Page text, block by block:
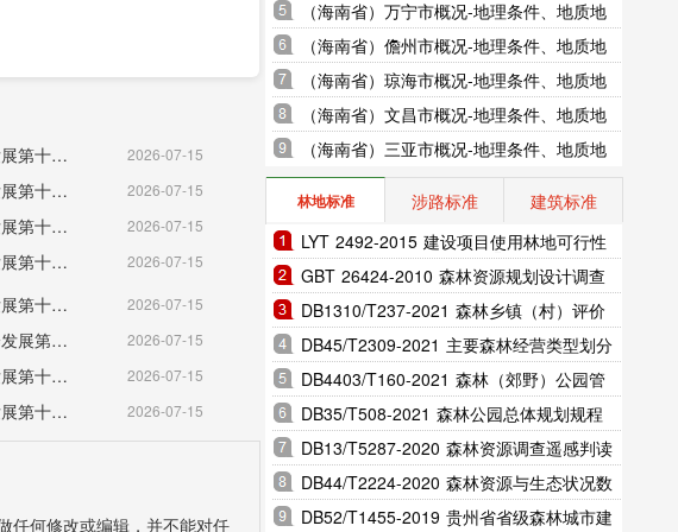
（福建省）南平市国民经济和社会发展第十五个五年规划纲要 2026-07-15
（湖北省）随州市国民经济和社会发展第十五个五年规划纲要 2026-07-15
（辽宁省）大连市国民经济和社会发展第十五个五年规划纲要 2026-07-15
（天津市）河北区国民经济和社会发展第十五个五年规划纲要 2026-07-15
（北京市）密云区国民经济和社会发展第十五个五年规划纲要 2026-07-15
（北京市）门头沟区国民经济和社会发展第十五个五年规划纲要 2026-07-15
（北京市）房山区国民经济和社会发展第十五个五年规划纲要 2026-07-15
（北京市）东城区国民经济和社会发展第十五个五年规划纲要 2026-07-15
任何修改或编辑，并不能对任
地貌、气象水文、地形图水系图
（海南省）万宁市概况-地理条件、地质地
貌、气象水文、地形图水系图
（海南省）儋州市概况-地理条件、地质地
貌、气象水文、地形图水系图
（海南省）琼海市概况-地理条件、地质地
貌、气象水文、地形图水系图
（海南省）文昌市概况-地理条件、地质地
貌、气象水文、地形图水系图
（海南省）三亚市概况-地理条件、地质地
貌、气象水文、地形图水系图
林地标准 涉路标准
建筑标准
LYT 2492-2015 建设项目使用林地可行性
报告编制规范（完整版）
GBT 26424-2010 森林资源规划设计调查
技术规程（完整版）
DB1310/T237-2021 森林乡镇（村）评价
指标（完整版）
DB45/T2309-2021 主要森林经营类型划分
规范（完整版）
DB4403/T160-2021 森林（郊野）公园管
理维护技术规范（完整版）
DB35/T508-2021 森林公园总体规划规程
（完整版）
DB13/T5287-2020 森林资源调查遥感判读
区划技术规程（完整版）
DB44/T2224-2020 森林资源与生态状况数
据标准（完整版）
DB52/T1455-2019 贵州省省级森林城市建